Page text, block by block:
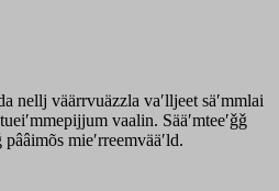
nellj väärrvuäzzla vaʹlljeet säʹmmlai
vaalin. Sääʹmteeʹǧǧ
pââimõs mieʹrreemvääʹld.